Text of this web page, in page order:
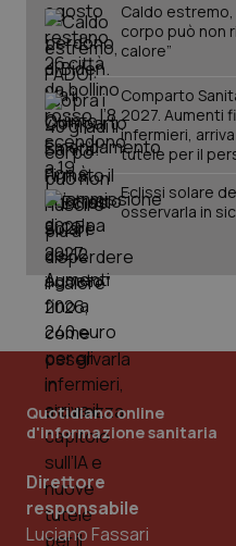
Caldo estremo,
corpo può non
calore”
Comparto
2027. Aumenti
infermieri,
tutele per il
Eclissi solare
osservarla in
Quotidiano online
d'informazione sanitaria
Direttore
responsabile
Luciano Fassari
tracking-sites-ironfish-
session-id
_ga